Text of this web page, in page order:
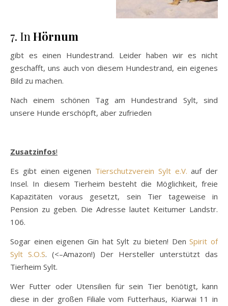
7. InHörnum
gibt es einen Hundestrand. Leider haben wir es nicht
geschafft, uns auch von diesem Hundestrand, ein eigenes
Bild zu machen.
Nach einem schönen Tag am Hundestrand Sylt, sind
unsere Hunde erschöpft, aber zufrieden
Zusatzinfos!
Es gibt einen eigenen Tierschutzverein Sylt e.V. auf der
Insel. In diesem Tierheim besteht die Möglichkeit, freie
Kapazitäten voraus gesetzt, sein Tier tageweise in
Pension zu geben. Die Adresse lautet Keitumer Landstr.
106.
Sogar einen eigenen Gin hat Sylt zu bieten! DenSpirit of
Sylt S.O.S. (<–Amazon!) Der Hersteller unterstützt das
Tierheim Sylt.
Wer Futter oder Utensilien für sein Tier benötigt, kann
diese in der großen Filiale vom Futterhaus, Kiarwai 11 in